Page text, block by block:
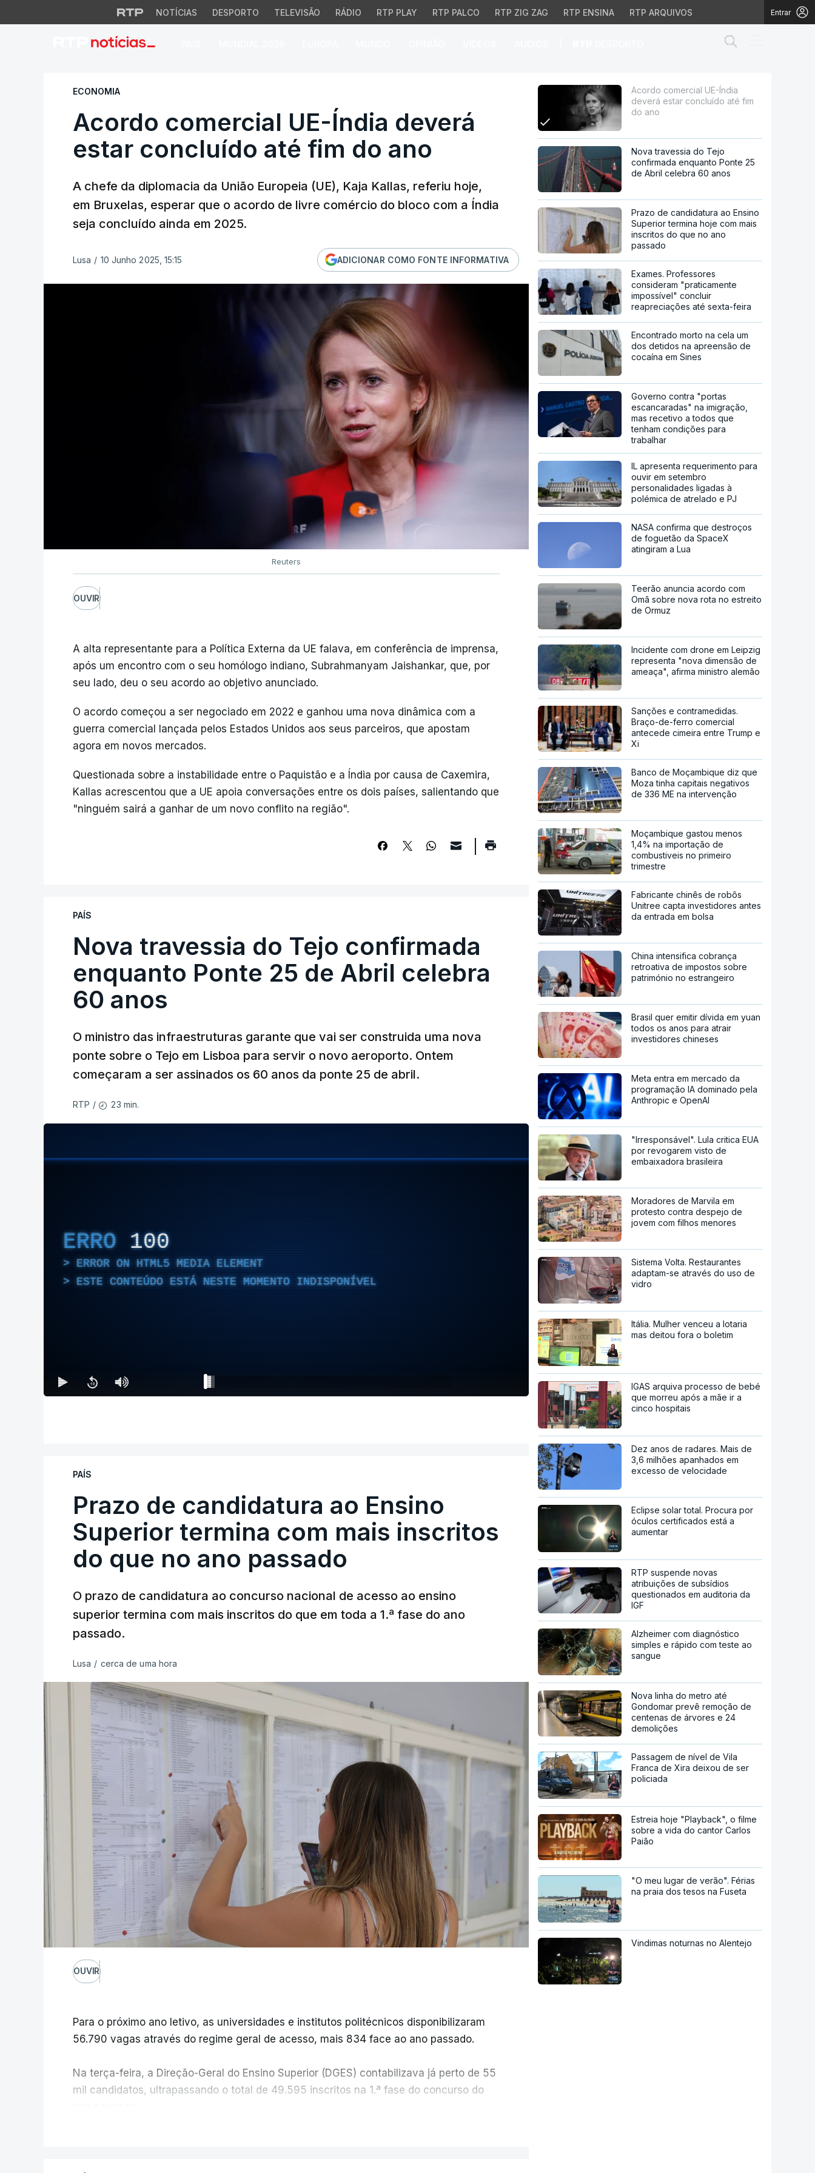
NOTÍCIAS DESPORTO TELEVISÃO RÁDIO RTP PLAY RTP PALCO RTP ZIG ZAG RTP ENSINA RTP ARQUIVOS Entrar
Acordo comercial UE-Índia deverá estar concluído até fim do ano
ECONOMIA
Acordo comercial UE-Índia deverá
estar concluído até fim do ano
A chefe da diplomacia da União Europeia (UE), Kaja Kallas, referiu hoje,
em Bruxelas, esperar que o acordo de livre comércio do bloco com a Índia
seja concluído ainda em 2025.
Lusa / 10 Junho 2025, 15:15 ADICIONAR COMO FONTE INFORMATIVA
Reuters
OUVIR
A alta representante para a Política Externa da UE falava, em conferência de imprensa,
após um encontro com o seu homólogo indiano, Subrahmanyam Jaishankar, que, por
seu lado, deu o seu acordo ao objetivo anunciado.
O acordo começou a ser negociado em 2022 e ganhou uma nova dinâmica com a
guerra comercial lançada pelos Estados Unidos aos seus parceiros, que apostam
agora em novos mercados.
Questionada sobre a instabilidade entre o Paquistão e a Índia por causa de Caxemira,
Kallas acrescentou que a UE apoia conversações entre os dois países, salientando que
"ninguém sairá a ganhar de um novo conflito na região".
PAÍS
Nova travessia do Tejo confirmada
enquanto Ponte 25 de Abril celebra
60 anos
O ministro das infraestruturas garante que vai ser construida uma nova
ponte sobre o Tejo em Lisboa para servir o novo aeroporto. Ontem
começaram a ser assinados os 60 anos da ponte 25 de abril.
RTP / 23 min.
ERRO 100
ERROR ON HTML5 MEDIA ELEMENT
ESTE CONTEÚDO ESTÁ NESTE MOMENTO INDISPONÍVEL
PAÍS
Prazo de candidatura ao Ensino
Superior termina com mais inscritos
do que no ano passado
O prazo de candidatura ao concurso nacional de acesso ao ensino
superior termina com mais inscritos do que em toda a 1.ª fase do ano
passado.
Lusa / cerca de uma hora
OUVIR
Para o próximo ano letivo, as universidades e institutos politécnicos disponibilizaram
56.790 vagas através do regime geral de acesso, mais 834 face ao ano passado.
Na terça-feira, a Direção-Geral do Ensino Superior (DGES) contabilizava já perto de 55
mil candidatos, ultrapassando o total de 49.595 inscritos na 1.ª fase do concurso do
Acordo comercial UE-Índia
deverá estar concluído até fim
do ano
Nova travessia do Tejo
confirmada enquanto Ponte 25
de Abril celebra 60 anos
Prazo de candidatura ao Ensino
Superior termina hoje com mais
inscritos do que no ano
passado
Exames. Professores
consideram "praticamente
impossível" concluir
reapreciações até sexta-feira
Encontrado morto na cela um
dos detidos na apreensão de
cocaína em Sines
Governo contra "portas
escancaradas" na imigração,
mas recetivo a todos que
tenham condições para
trabalhar
IL apresenta requerimento para
ouvir em setembro
personalidades ligadas à
polémica de atrelado e PJ
NASA confirma que destroços
de foguetão da SpaceX
atingiram a Lua
Teerão anuncia acordo com
Omã sobre nova rota no estreito
de Ormuz
Incidente com drone em Leipzig
representa "nova dimensão de
ameaça", afirma ministro alemão
Sanções e contramedidas.
Braço-de-ferro comercial
antecede cimeira entre Trump e
Xi
Banco de Moçambique diz que
Moza tinha capitais negativos
de 336 ME na intervenção
Moçambique gastou menos
1,4% na importação de
combustiveis no primeiro
trimestre
Fabricante chinês de robôs
Unitree capta investidores antes
da entrada em bolsa
China intensifica cobrança
retroativa de impostos sobre
património no estrangeiro
Brasil quer emitir dívida em yuan
todos os anos para atrair
investidores chineses
Meta entra em mercado da
programação IA dominado pela
Anthropic e OpenAI
"Irresponsável". Lula critica EUA
por revogarem visto de
embaixadora brasileira
Moradores de Marvila em
protesto contra despejo de
jovem com filhos menores
Sistema Volta. Restaurantes
adaptam-se através do uso de
vidro
Itália. Mulher venceu a lotaria
mas deitou fora o boletim
IGAS arquiva processo de bebé
que morreu após a mãe ir a
cinco hospitais
Dez anos de radares. Mais de
3,6 milhões apanhados em
excesso de velocidade
Eclipse solar total. Procura por
óculos certificados está a
aumentar
RTP suspende novas
atribuições de subsídios
questionados em auditoria da
IGF
Alzheimer com diagnóstico
simples e rápido com teste ao
sangue
Nova linha do metro até
Gondomar prevê remoção de
centenas de árvores e 24
demolições
Passagem de nível de Vila
Franca de Xira deixou de ser
policiada
Estreia hoje "Playback", o filme
sobre a vida do cantor Carlos
Paião
"O meu lugar de verão". Férias
na praia dos tesos na Fuseta
Vindimas noturnas no Alentejo